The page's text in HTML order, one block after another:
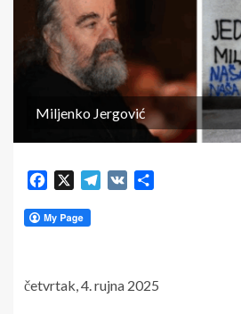
Miljenko Jergović
Facebook Telegram
VK
četvrtak, 4. rujna 2025